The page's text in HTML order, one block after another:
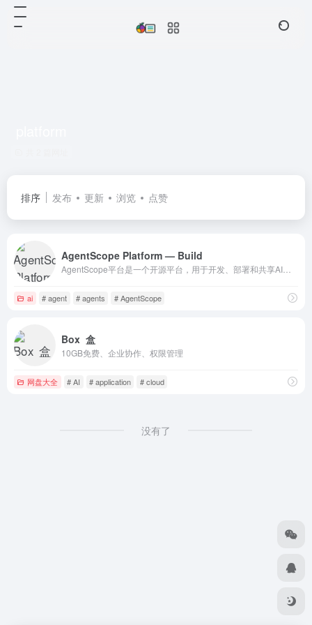
排序 发布 更新 浏览 点赞
AgentScope Platform — Build
ai # agent # agents # AgentScope
Box 盒
10GB免费、企业协作、权限管理
网盘大全 # AI # application # cloud
没有了